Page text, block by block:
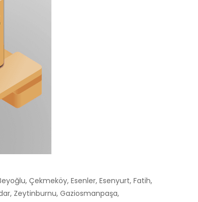
Çekmeköy, Esenler, Esenyurt, Fatih,
Zeytinburnu, Gaziosmanpaşa,